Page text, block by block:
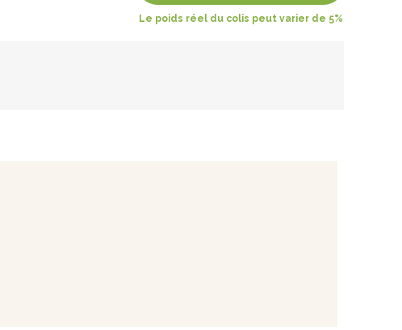
Le poids réel du colis peut varier de 5%